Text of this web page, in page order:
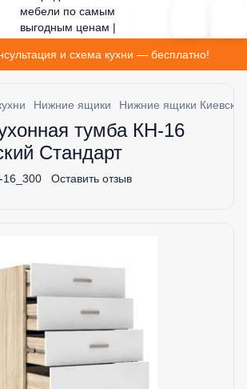
и схема кухни — бесплатно!
Нижние ящики Нижние ящики
тумба КН-16
Стандарт
16_300 Оставить отзыв